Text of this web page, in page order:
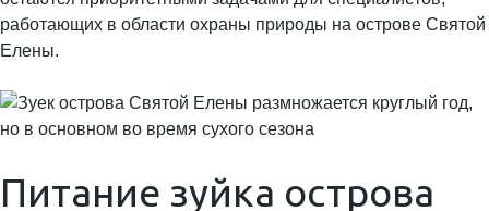
работающих в области охраны природы на острове Святой
Елены.
Питание зуйка острова